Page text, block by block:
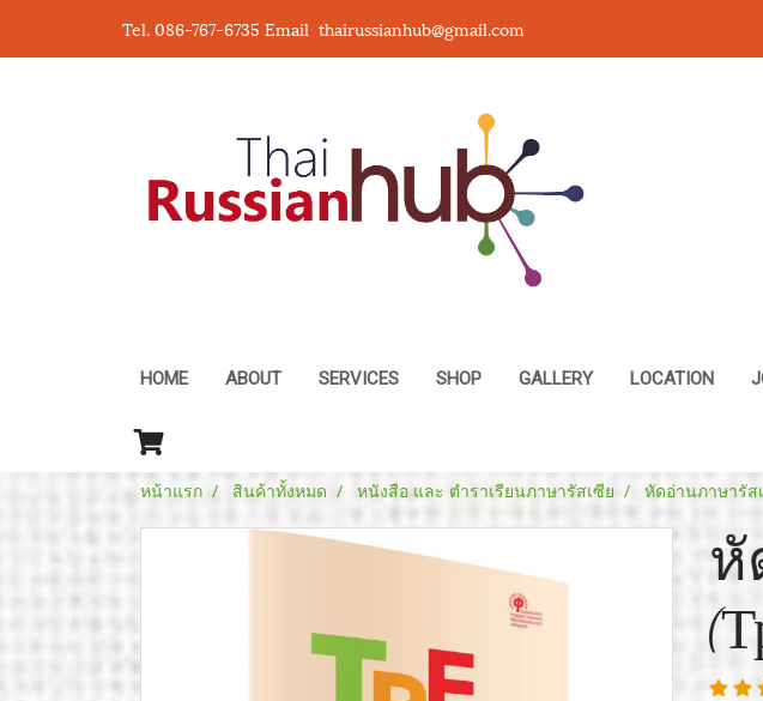
Tel. 086-767-6735 Email thairussianhub@gmail.com
HOME ABOUT SERVICES SHOP GALLERY LOCATION
หน้าแรก สินค้าทั้งหมด หนังสือ และ ตำราเรียนภาษารัสเซีย หัดอ่านภาษารัส
หั